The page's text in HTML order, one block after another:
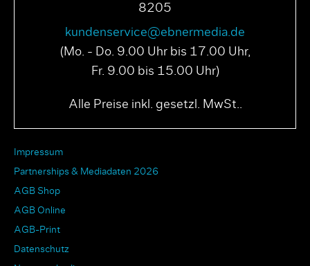
8205
kundenservice@ebnermedia.de
(Mo. - Do. 9.00 Uhr bis 17.00 Uhr,
Fr. 9.00 bis 15.00 Uhr)
Alle Preise inkl. gesetzl. MwSt..
Impressum
Partnerships & Mediadaten 2026
AGB Shop
AGB Online
AGB-Print
Datenschutz